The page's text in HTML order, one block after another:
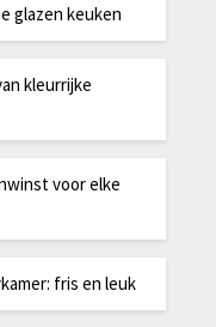
glazen keuken
kleurrijke
voor elke
fris en leuk